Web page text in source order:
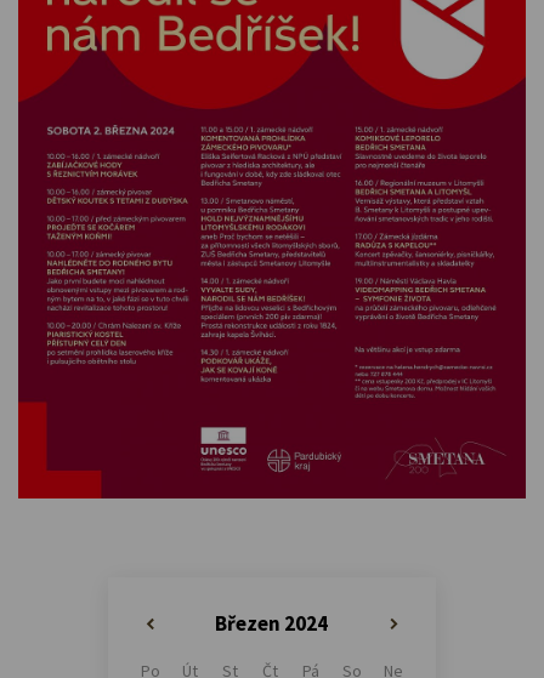
Březen 2024
Po Út St Čt Pá So
Ne